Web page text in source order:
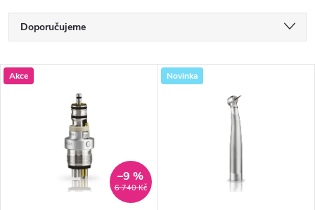
Ř
a
Doporučujeme
Nejdražší
Nejprodávanější
V
Akce
6 740 Kč
–9 %
Novinka